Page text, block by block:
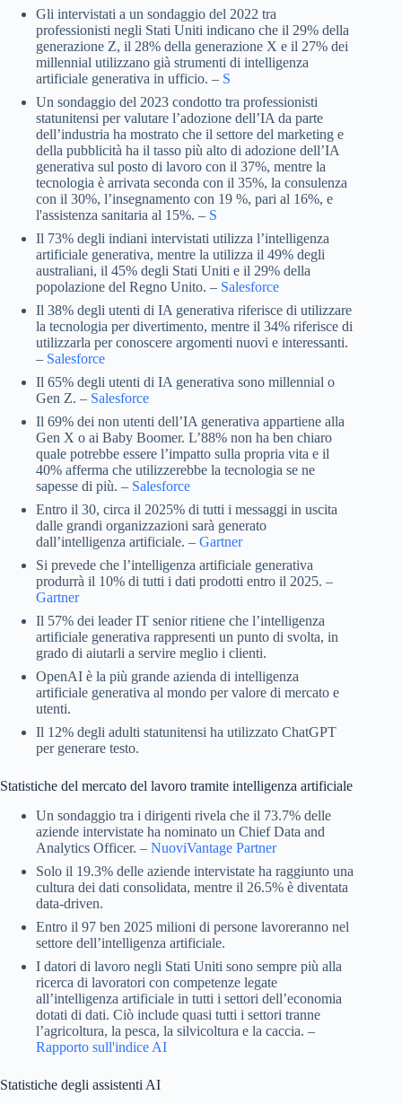
Gli intervistati a un sondaggio del 2022 tra
professionisti negli Stati Uniti indicano che il 29% della
generazione Z, il 28% della generazione X e il 27% dei
millennial utilizzano già strumenti di intelligenza
artificiale generativa in ufficio. – S
Un sondaggio del 2023 condotto tra professionisti
statunitensi per valutare l’adozione dell’IA da parte
dell’industria ha mostrato che il settore del marketing e
della pubblicità ha il tasso più alto di adozione dell’IA
generativa sul posto di lavoro con il 37%, mentre la
tecnologia è arrivata seconda con il 35%, la consulenza
con il 30%, l’insegnamento con 19 %, pari al 16%, e
l'assistenza sanitaria al 15%. – S
Il 73% degli indiani intervistati utilizza l’intelligenza
artificiale generativa, mentre la utilizza il 49% degli
australiani, il 45% degli Stati Uniti e il 29% della
popolazione del Regno Unito. – Salesforce
Il 38% degli utenti di IA generativa riferisce di utilizzare
la tecnologia per divertimento, mentre il 34% riferisce di
utilizzarla per conoscere argomenti nuovi e interessanti.
– Salesforce
Il 65% degli utenti di IA generativa sono millennial o
Gen Z. – Salesforce
Il 69% dei non utenti dell’IA generativa appartiene alla
Gen X o ai Baby Boomer. L’88% non ha ben chiaro
quale potrebbe essere l’impatto sulla propria vita e il
40% afferma che utilizzerebbe la tecnologia se ne
sapesse di più. – Salesforce
Entro il 30, circa il 2025% di tutti i messaggi in uscita
dalle grandi organizzazioni sarà generato
dall’intelligenza artificiale. – Gartner
Si prevede che l’intelligenza artificiale generativa
produrrà il 10% di tutti i dati prodotti entro il 2025. –
Gartner
Il 57% dei leader IT senior ritiene che l’intelligenza
artificiale generativa rappresenti un punto di svolta, in
grado di aiutarli a servire meglio i clienti.
OpenAI è la più grande azienda di intelligenza
artificiale generativa al mondo per valore di mercato e
utenti.
Il 12% degli adulti statunitensi ha utilizzato ChatGPT
per generare testo.
Statistiche del mercato del lavoro tramite intelligenza artificiale
Un sondaggio tra i dirigenti rivela che il 73.7% delle
aziende intervistate ha nominato un Chief Data and
Analytics Officer. – NuoviVantage Partner
Solo il 19.3% delle aziende intervistate ha raggiunto una
cultura dei dati consolidata, mentre il 26.5% è diventata
data-driven.
Entro il 97 ben 2025 milioni di persone lavoreranno nel
settore dell’intelligenza artificiale.
I datori di lavoro negli Stati Uniti sono sempre più alla
ricerca di lavoratori con competenze legate
all’intelligenza artificiale in tutti i settori dell’economia
dotati di dati. Ciò include quasi tutti i settori tranne
l’agricoltura, la pesca, la silvicoltura e la caccia. –
Rapporto sull'indice AI
Statistiche degli assistenti AI